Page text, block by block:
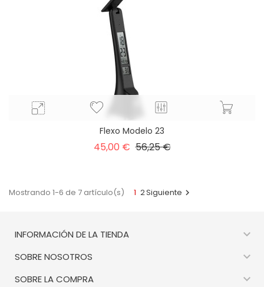
Flexo Modelo 23
45,00 € Precio
56,25 €Precio
Mostrando 1-6 de 7 artículo(s) 1 2Siguiente 
INFORMACIÓN DE LA TIENDA 
SOBRE NOSOTROS 
SOBRE LA COMPRA 